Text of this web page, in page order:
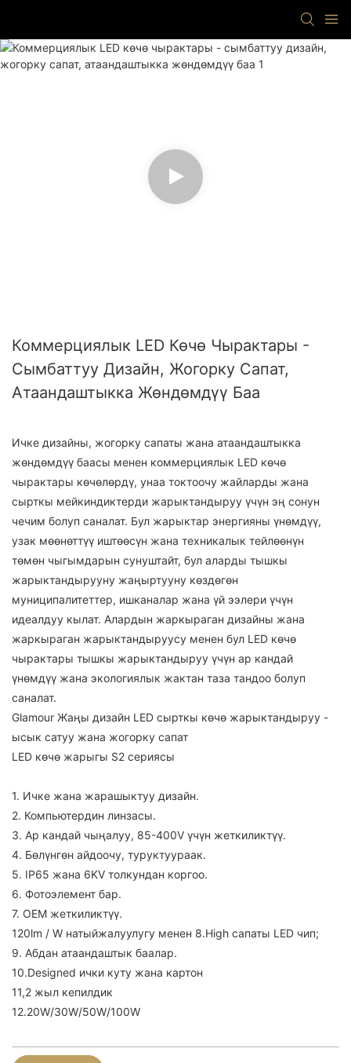
Коммерциялык LED Көчө Чырактары -
Сымбаттуу Дизайн, Жогорку Сапат,
Атаандаштыкка Жөндөмдүү Баа
Ичке дизайны, жогорку сапаты жана атаандаштыкка
жөндөмдүү баасы менен коммерциялык LED көчө
чырактары көчөлөрдү, унаа токтоочу жайларды жана
сырткы мейкиндиктерди жарыктандыруу үчүн эң сонун
чечим болуп саналат. Бул жарыктар энергияны үнөмдүү,
узак мөөнөттүү иштөөсүн жана техникалык тейлөөнүн
төмөн чыгымдарын сунуштайт, бул аларды тышкы
жарыктандырууну жаңыртууну көздөгөн
муниципалитеттер, ишканалар жана үй ээлери үчүн
идеалдуу кылат. Алардын жаркыраган дизайны жана
жаркыраган жарыктандыруусу менен бул LED көчө
чырактары тышкы жарыктандыруу үчүн ар кандай
үнөмдүү жана экологиялык жактан таза тандоо болуп
саналат.
Glamour Жаңы дизайн LED сырткы көчө жарыктандыруу -
ысык сатуу жана жогорку сапат
LED көчө жарыгы S2 сериясы
1. Ичке жана жарашыктуу дизайн.
2. Компьютердин линзасы.
3. Ар кандай чыңалуу, 85-400V үчүн жеткиликтүү.
4. Бөлүнгөн айдоочу, туруктуураак.
5. IP65 жана 6KV толкундан коргоо.
6. Фотоэлемент бар.
7. OEM жеткиликтүү.
120lm / W натыйжалуулугу менен 8.High сапаты LED чип;
9. Абдан атаандаштык баалар.
10.Designed ички куту жана картон
11,2 жыл кепилдик
12.20W/30W/50W/100W